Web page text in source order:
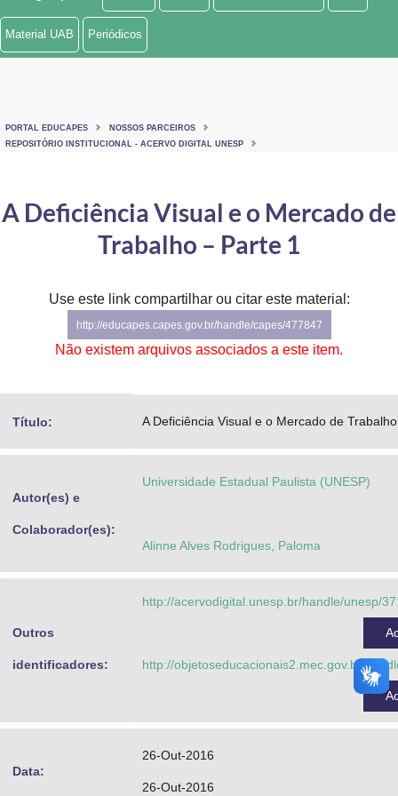
Ministério de Minas e Energia
Ministério do Turismo
Controladoria-Geral da União
Secretaria-Geral
Advocacia-Geral da União
Banco Central do Brasil
Planalto
Material UAB Periódicos
PORTAL EDUCAPES
NOSSOS PARCEIROS
REPOSITÓRIO INSTITUCIONAL - ACERVO DIGITAL UNESP
A Deficiência Visual e o Mercado de
Trabalho – Parte 1
Use este link compartilhar ou citar este material:
http://educapes.capes.gov.br/handle/capes/477847
Não existem arquivos associados a este item.
Título: A Deficiência Visual e o Mercado de
Autor(es) e
Colaborador(es):
Universidade Estadual Paulista (UNESP)
Alinne Alves Rodrigues, Paloma
Outros
identificadores:
http://acervodigital.unesp.br/handle/unesp/
http://objetoseducacionais2.mec.gov.br/
Data:
26-Out-2016
26-Out-2016